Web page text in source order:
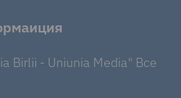
Birlii - Uniunia Media" Все